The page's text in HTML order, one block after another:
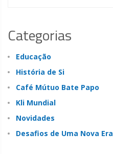
Categorias
Educação
História de Si
Café Mútuo Bate Papo
Kli Mundial
Novidades
Desafios de Uma Nova Era